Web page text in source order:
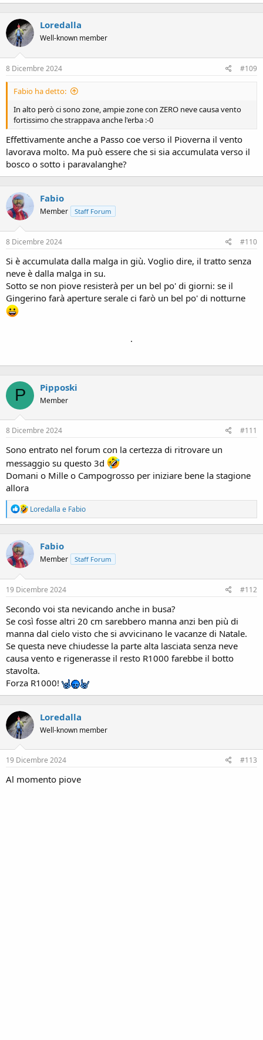
Loredalla
Well-known member
8 Dicembre 2024 #109
Fabio ha detto:
In alto però ci sono zone, ampie zone con ZERO neve causa vento
fortissimo che strappava anche l'erba :-0
Effettivamente anche a Passo coe verso il Pioverna il vento
lavorava molto. Ma può essere che si sia accumulata verso il
bosco o sotto i paravalanghe?
Fabio
Member Staff Forum
8 Dicembre 2024 #110
Si è accumulata dalla malga in giù. Voglio dire, il tratto senza
neve è dalla malga in su.
Sotto se non piove resisterà per un bel po' di giorni: se il
Gingerino farà aperture serale ci farò un bel po' di notturne
.
P Pipposki
Member
8 Dicembre 2024 #111
Sono entrato nel forum con la certezza di ritrovare un
messaggio su questo 3d
Domani o Mille o Campogrosso per iniziare bene la stagione
allora
R
e
a
t
o
:
Loredalla e Fabio
Fabio
Member Staff Forum
19 Dicembre 2024 #112
Secondo voi sta nevicando anche in busa?
Se così fosse altri 20 cm sarebbero manna anzi ben più di
manna dal cielo visto che si avvicinano le vacanze di Natale.
Se questa neve chiudesse la parte alta lasciata senza neve
causa vento e rigenerasse il resto R1000 farebbe il botto
stavolta.
Forza R1000!
Loredalla
Well-known member
19 Dicembre 2024 #113
Al momento piove